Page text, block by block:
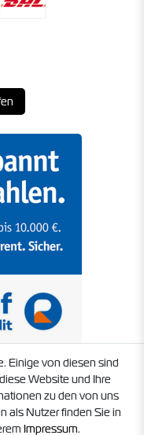
Einige von diesen sind
Website und Ihre
zu den von uns
als Nutzer finden Sie in
Impressum.